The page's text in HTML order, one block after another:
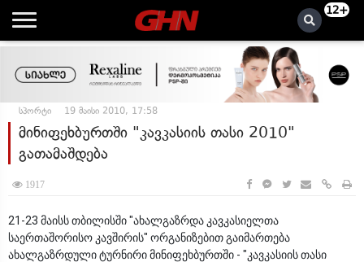
12+
სპორტი 19 მაისი 2010, 17:58
მინიფეხბურთში "კავკასიის თასი 2010"
გათამაშდება
1917
21-23 მაისს თბილისში "ახალგაზრდა კავკასიელთა
საერთაშორისო კავშირის" ორგანიზებით გაიმართება
ახალგაზრდული ტურნირი მინიფეხბურთში - "კავკასიის თასი